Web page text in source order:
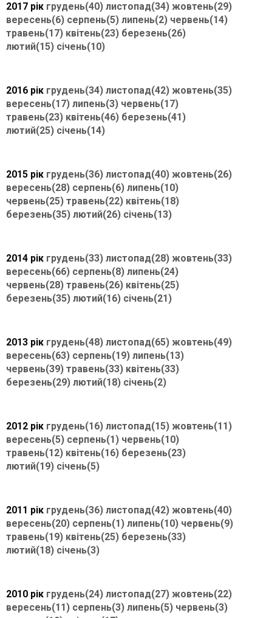
2017 рік грудень(40) листопад(34) жовтень(29)
вересень(6) серпень(5) липень(2) червень(14)
травень(17) квітень(23) березень(26)
лютий(15) січень(10)
2016 рік грудень(34) листопад(42) жовтень(35)
вересень(17) липень(3) червень(17)
травень(23) квітень(46) березень(41)
лютий(25) січень(14)
2015 рік грудень(36) листопад(40) жовтень(26)
вересень(28) серпень(6) липень(10)
червень(25) травень(22) квітень(18)
березень(35) лютий(26) січень(13)
2014 рік грудень(33) листопад(28) жовтень(33)
вересень(66) серпень(8) липень(24)
червень(28) травень(26) квітень(25)
березень(35) лютий(16) січень(21)
2013 рік грудень(48) листопад(65) жовтень(49)
вересень(63) серпень(19) липень(13)
червень(39) травень(33) квітень(33)
березень(29) лютий(18) січень(2)
2012 рік грудень(16) листопад(15) жовтень(11)
вересень(5) серпень(1) червень(10)
травень(12) квітень(16) березень(23)
лютий(19) січень(5)
2011 рік грудень(36) листопад(42) жовтень(40)
вересень(20) серпень(1) липень(10) червень(9)
травень(19) квітень(25) березень(33)
лютий(18) січень(3)
2010 рік грудень(24) листопад(27) жовтень(22)
вересень(11) серпень(3) липень(5) червень(3)